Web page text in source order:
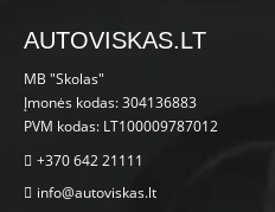
AUTOVISKAS.LT
MB "Skolas"
Įmonės kodas: 304136883
PVM kodas: LT100009787012
+370 642 21111
info@autoviskas.lt